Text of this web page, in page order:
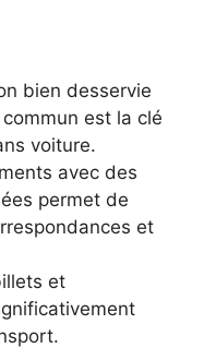
bien desservie
est la clé
voiture.
avec des
permet de
et
et